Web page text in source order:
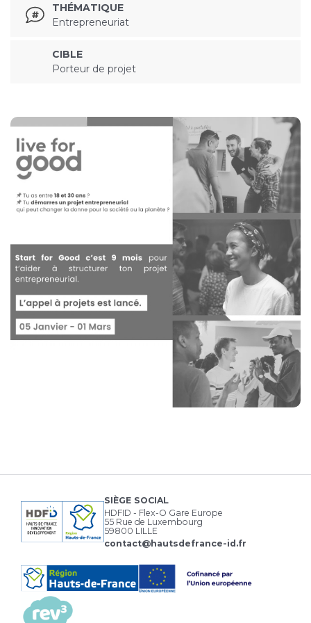
THÉMATIQUE
Entrepreneuriat
CIBLE
Porteur de projet
SIÈGE SOCIAL
HDFID - Flex-O Gare Europe
55 Rue de Luxembourg
59800 LILLE
contact@hautsdefrance-id.fr